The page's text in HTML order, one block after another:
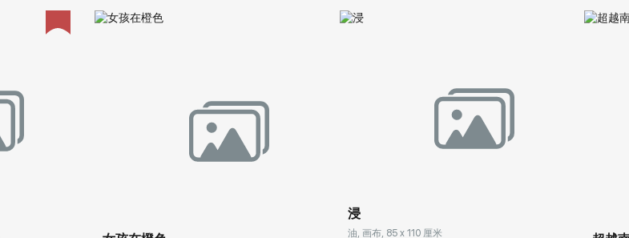
浸
油, 画布, 85 x 110 厘米